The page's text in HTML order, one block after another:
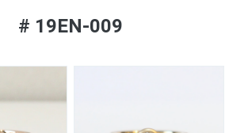
# 19EN-009